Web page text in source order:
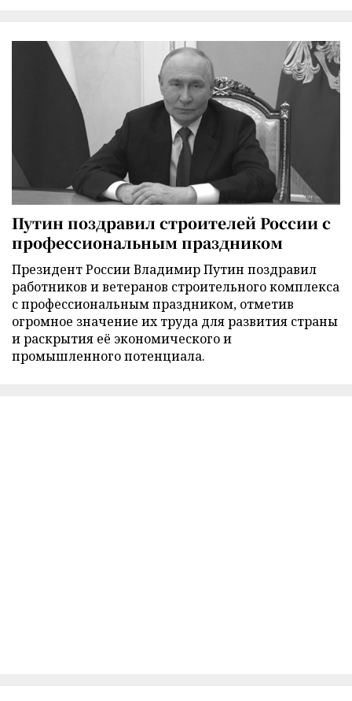
Путин поздравил строителей России с
профессиональным праздником
Президент России Владимир Путин поздравил
работников и ветеранов строительного комплекса
с профессиональным праздником, отметив
огромное значение их труда для развития страны
и раскрытия её экономического и
промышленного потенциала.